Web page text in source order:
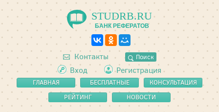
STUDRB.RU
БАНК РЕФЕРАТОВ
Контакты Поиск
Вход Регистрация
ГЛАВНАЯ
БЕСПЛАТНЫЕ
РЕФЕРАТЫ
КОНСУЛЬТАЦИЯ
РЕЙТИНГ
НОВОСТИ